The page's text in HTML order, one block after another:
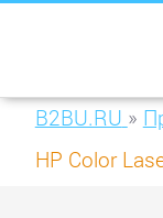
B2BU.RU »
HP Color